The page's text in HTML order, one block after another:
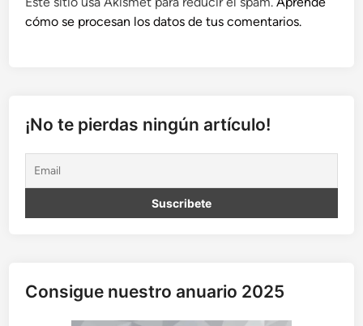
cómo se procesan los datos de tus comentarios.
¡No te pierdas ningún artículo!
Consigue nuestro anuario 2025